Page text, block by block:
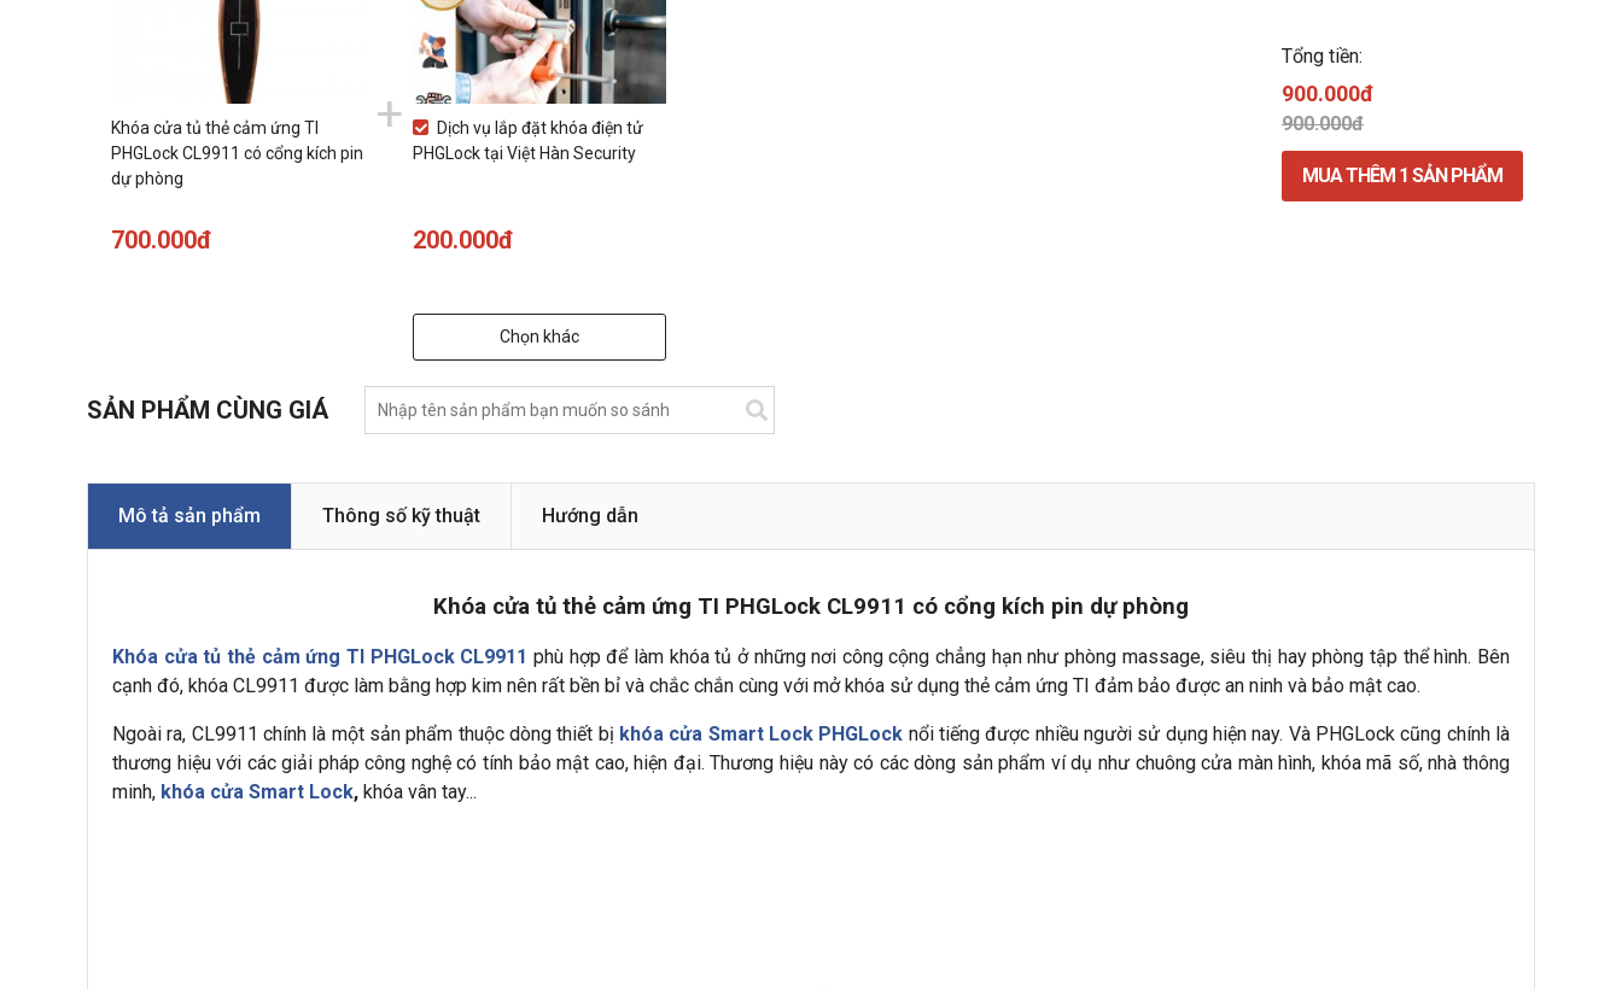
Tổng tiền:
900.000đ
900.000đ
MUA THÊM 1 SẢN PHẨM
+
Khóa cửa tủ thẻ cảm ứng TI
PHGLock CL9911 có cổng kích pin
dự phòng
700.000đ
Dịch vụ lắp đặt khóa điện tử
PHGLock tại Việt Hàn Security
200.000đ
Chọn khác
SẢN PHẨM CÙNG GIÁ
Mô tả sản phẩm Thông số kỹ thuật Hướng dẫn
Khóa cửa tủ thẻ cảm ứng TI PHGLock CL9911 có cổng kích pin dự phòng
Khóa cửa tủ thẻ cảm ứng TI PHGLock CL9911 phù hợp để làm khóa tủ ở những nơi công cộng chẳng hạn như phòng massage, siêu thị hay phòng tập thể hình. Bên
cạnh đó, khóa CL9911 được làm bằng hợp kim nên rất bền bỉ và chắc chắn cùng với mở khóa sử dụng thẻ cảm ứng TI đảm bảo được an ninh và bảo mật cao.
Ngoài ra, CL9911 chính là một sản phẩm thuộc dòng thiết bị khóa cửa Smart Lock PHGLock nổi tiếng được nhiều người sử dụng hiện nay. Và PHGLock cũng chính là
thương hiệu với các giải pháp công nghệ có tính bảo mật cao, hiện đại. Thương hiệu này có các dòng sản phẩm ví dụ như chuông cửa màn hình, khóa mã số, nhà thông
minh, khóa cửa Smart Lock, khóa vân tay...